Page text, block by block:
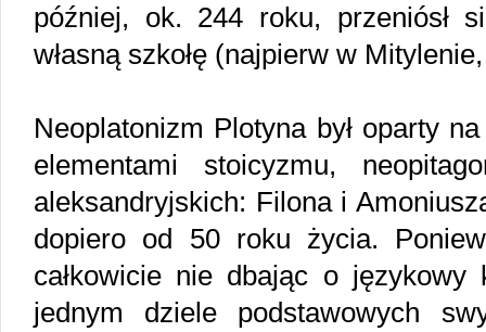
później, ok. 244 roku, przeniósł
własną szkołę (najpierw w
Neoplatonizm Plotyna był oparty
elementami stoicyzmu,
aleksandryjskich: Filona i
dopiero od 50 roku życia.
całkowicie nie dbając o językowy
jednym dziele podstawowych